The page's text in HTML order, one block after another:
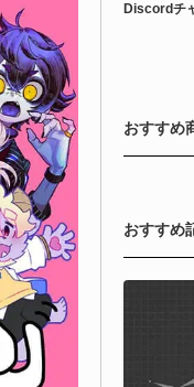
アーティストのLimitless
的Blenderマテリアルアセ
Materials」がリリースされ
Discordチ
おすすめ
おすすめ